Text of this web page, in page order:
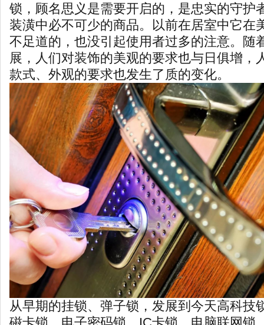
锁，顾名思义是需要开启的，是忠实的守护
装潢中必不可少的商品。以前在居室中它在
不足道的，也没引起使用者过多的注意。随
展，人们对装饰的美观的要求也与日俱增，
款式、外观的要求也发生了质的变化。
从早期的挂锁、弹子锁，发展到今天高科技